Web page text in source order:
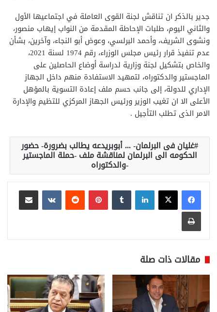
جدير بالذكر ان تناقش لجنة القوى العاملة في اجتماعيها الأول
والثاني اليوم، طلبات الإحاطة المقدمة من النواب إيهاب منصور،
ونشوى الشريف، وأحمد البرلسي، وعوض أبو النجاء، وآخرين، بشأن
عدم تنفيذ قرار رئيس مجلس الوزراء، رقم 1974 لسنة 2021،
والخاص بتشكيل لجنة وزارية لدراسة أوضاع الحاصلين على
الماجستير والدكتوراه، لتمهيد الاستفادة منهم داخل الجهاز
الإداري للدولة، إلى جانب حسم ملف إعادة التسوية بالمؤهل
الأعلى الا ان تغيب الوزير ورئيس الجهاز المركزي للتظيم والإدارة
الامر الذى تطلب التأجيل .
غليان فى البرلمان- ... أبوبريدعه يطالب بضرورة- حضور
الحكومه الى البرلمان لمناقشة ملف -حملة الماجستير
-والدكتوراه
لينكدإن بينتيريست
مشاركة عبر البريد
طباعة
مقالات ذات صلة